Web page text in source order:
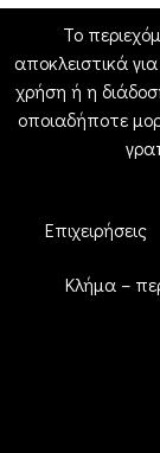
Το
αποκλειστικά
χρήση ή η
οποιαδήποτε
Επιχειρήσεις
Κλήμα –